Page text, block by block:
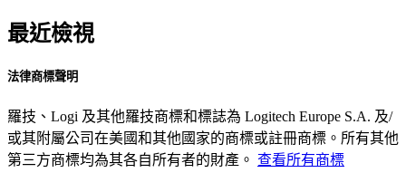
最近檢視
法律商標聲明
羅技、Logi 及其他羅技商標和標誌為 Logitech Europe S.A. 及/
或其附屬公司在美國和其他國家的商標或註冊商標。所有其他
第三方商標均為其各自所有者的財產。 查看所有商標